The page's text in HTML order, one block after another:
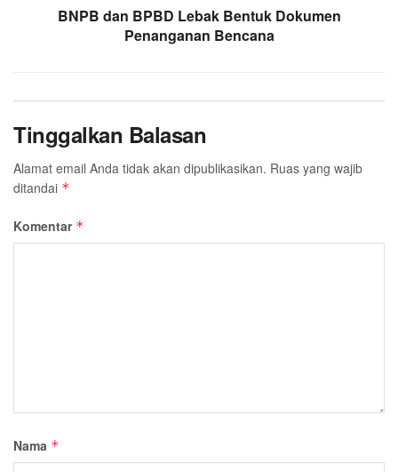
BNPB dan BPBD Lebak Bentuk Dokumen
Penanganan Bencana
Tinggalkan Balasan
Alamat email Anda tidak akan dipublikasikan. Ruas yang wajib
ditandai *
Komentar *
Nama *